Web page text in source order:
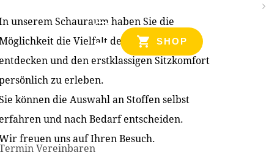
SHOP
unserem Schauraum haben Sie die
die Vielfalt der Produkte zu
entdecken und den erstklassigen Sitzkomfort
zu erleben.
können die Auswahl an Stoffen selbst
erfahren und nach Bedarf entscheiden.
freuen uns auf Ihren Besuch.
Vereinbaren